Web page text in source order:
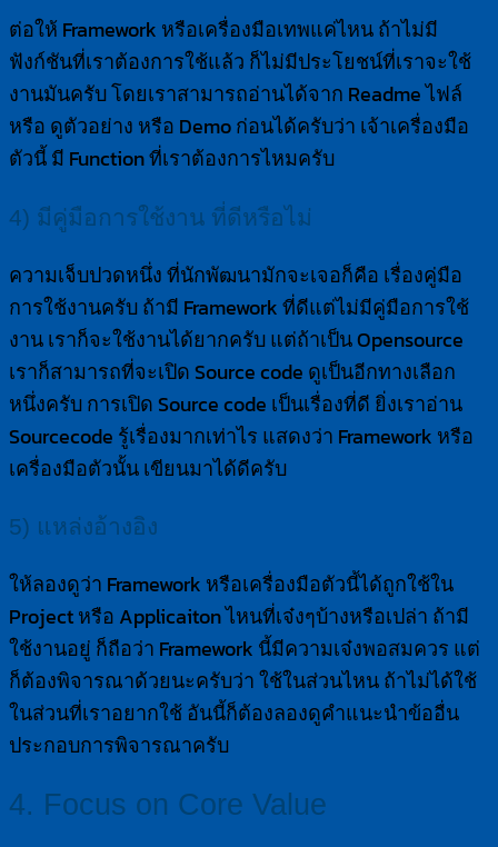
ต่อให้ Framework หรือเครื่องมือเทพแค่ไหน ถ้าไม่มี
ฟังก์ชันที่เราต้องการใช้แล้ว ก็ไม่มีประโยชน์ที่เราจะใช้
งานมันครับ โดยเราสามารถอ่านได้จาก Readme ไฟล์
หรือ ดูตัวอย่าง หรือ Demo ก่อนได้ครับว่า เจ้าเครื่องมือ
ตัวนี้ มี Function ที่เราต้องการไหมครับ
4) มีคู่มือการใช้งาน ที่ดีหรือไม่
ความเจ็บปวดหนึ่ง ที่นักพัฒนามักจะเจอก็คือ เรื่องคู่มือ
การใช้งานครับ ถ้ามี Framework ที่ดีแต่ไม่มีคู่มือการใช้
งาน เราก็จะใช้งานได้ยากครับ แต่ถ้าเป็น Opensource
เราก็สามารถที่จะเปิด Source code ดูเป็นอีกทางเลือก
หนึ่งครับ การเปิด Source code เป็นเรื่องที่ดี ยิ่งเราอ่าน
Sourcecode รู้เรื่องมากเท่าไร แสดงว่า Framework หรือ
เครื่องมือตัวนั้น เขียนมาได้ดีครับ
5) แหล่งอ้างอิง
ให้ลองดูว่า Framework หรือเครื่องมือตัวนี้ได้ถูกใช้ใน
Project หรือ Applicaiton ไหนที่เจ๋งๆบ้างหรือเปล่า ถ้ามี
ใช้งานอยู่ ก็ถือว่า Framework นี้มีความเจ๋งพอสมควร แต่
ก็ต้องพิจารณาด้วยนะครับว่า ใช้ในส่วนไหน ถ้าไม่ได้ใช้
ในส่วนที่เราอยากใช้ อันนี้ก็ต้องลองดูคำแนะนำข้ออื่น
ประกอบการพิจารณาครับ
4. Focus on Core Value